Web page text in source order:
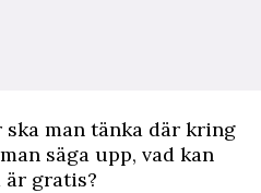
ska man tänka där kring
säga upp, vad kan
är gratis?